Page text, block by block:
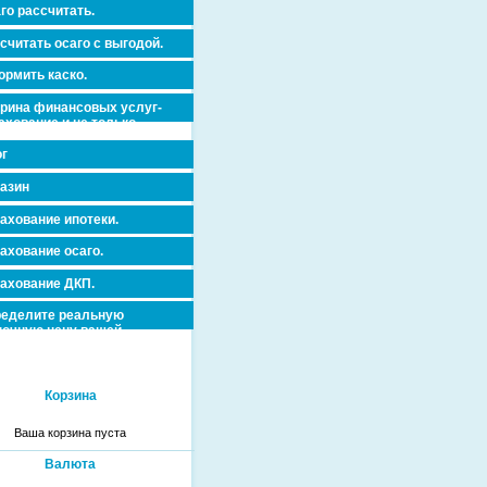
рассчитать.
осаго с выгодой.
каско.
финансовых услуг-
и не только.
ипотеки.
осаго.
ДКП.
реальную
цену вашей
Корзина
Ваша корзина пуста
Валюта